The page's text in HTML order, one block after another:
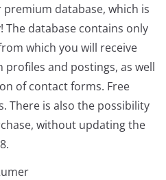
premium database, which is
The database contains only
which you will receive
profiles and postings, as well
of contact forms. Free
There is also the possibility
without updating the